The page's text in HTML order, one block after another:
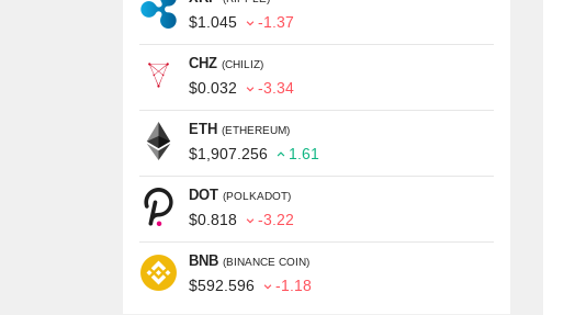
$1.045 -1.37
CHZ (CHILIZ)
$0.032 -3.34
ETH (ETHEREUM)
$1,907.256 1.61
DOT (POLKADOT)
$0.818 -3.22
BNB (BINANCE COIN)
$592.596 -1.18